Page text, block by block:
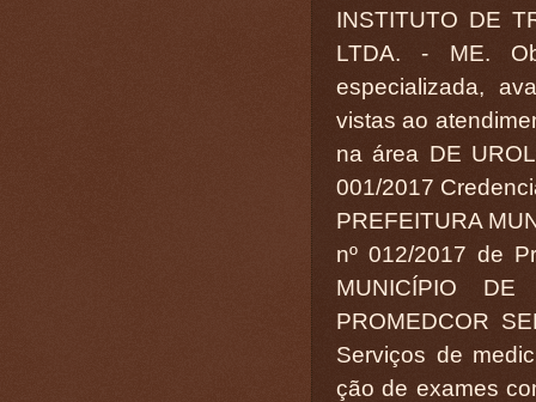
INSTITUTO DE
LTDA. - ME.
especializada,
vistas ao
na área DE
001/2017
PREFEITURA
nº 012/2017 de
MUNICÍPIO
PROMEDCOR
Serviços de
ção de exames